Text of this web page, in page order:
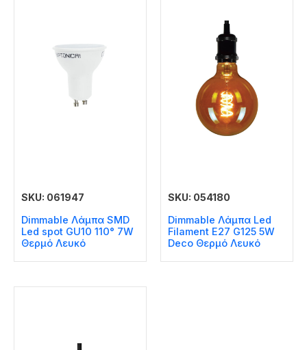
SKU: 061947
Dimmable Λάμπα SMD
Led spot GU10 110° 7W
Θερμό Λευκό
SKU: 054180
Dimmable Λάμπα Led
Filament E27 G125 5W
Deco Θερμό Λευκό